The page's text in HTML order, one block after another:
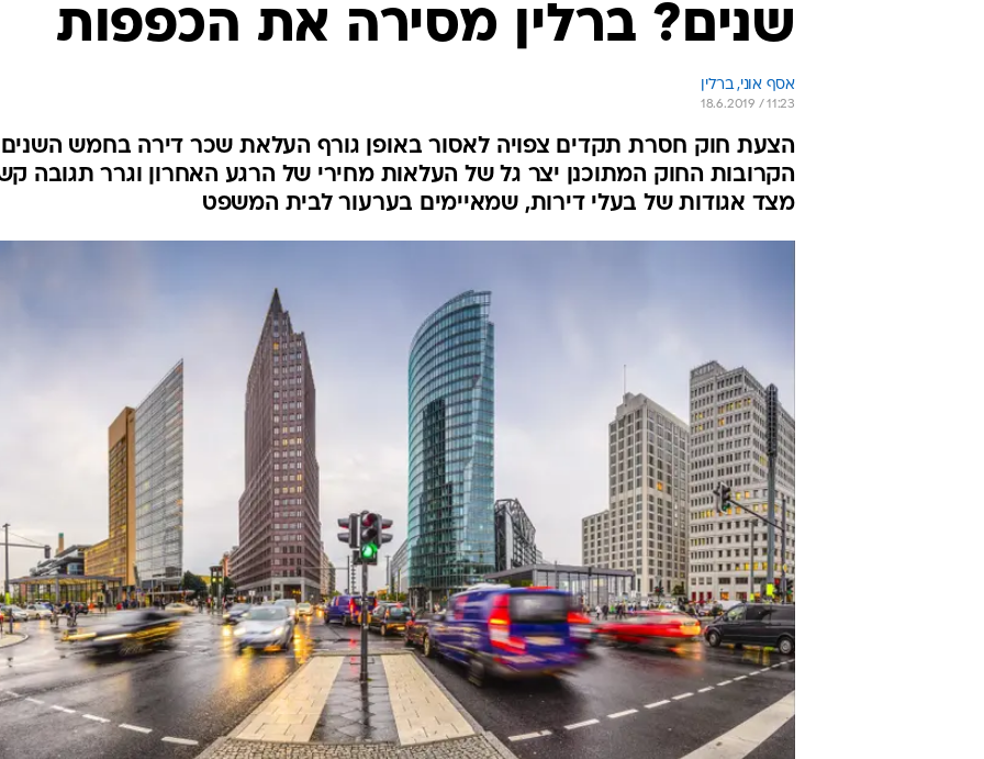
שנים? ברלין מסירה את הכפפות
אסף אוני, ברלין
18.6.2019 / 11:23
הצעת חוק חסרת תקדים צפויה לאסור באופן גורף העלאת שכר דירה בחמש השנים
הקרובות החוק המתוכנן יצר גל של העלאות מחירי של הרגע האחרון וגרר תגובה
מצד אגודות של בעלי דירות, שמאיימים בערעור לבית המשפט